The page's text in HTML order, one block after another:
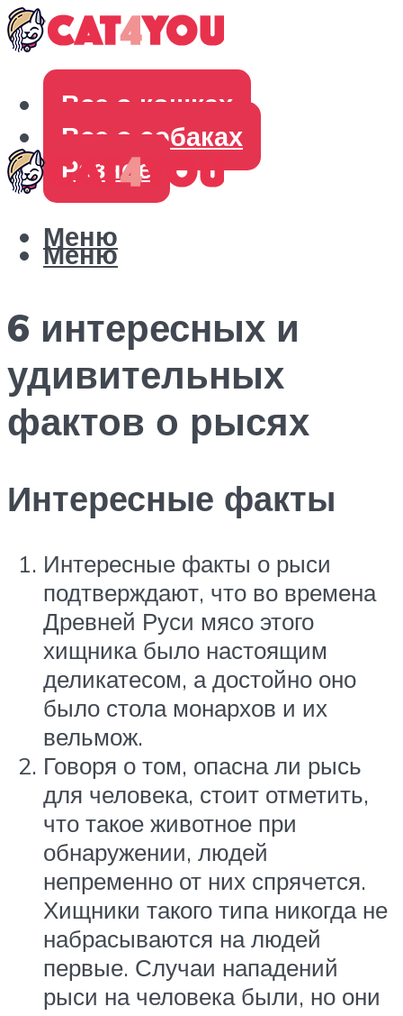
Все о кошках
Все о собаках
Разное
Меню
Меню
6 интересных и
удивительных
фактов о рысях
Интересные факты
Интересные факты о рыси
подтверждают, что во времена
Древней Руси мясо этого
хищника было настоящим
деликатесом, а достойно оно
было стола монархов и их
вельмож.
Говоря о том, опасна ли рысь
для человека, стоит отметить,
что такое животное при
обнаружении, людей
непременно от них спрячется.
Хищники такого типа никогда не
набрасываются на людей
первые. Случаи нападений
рыси на человека были, но они